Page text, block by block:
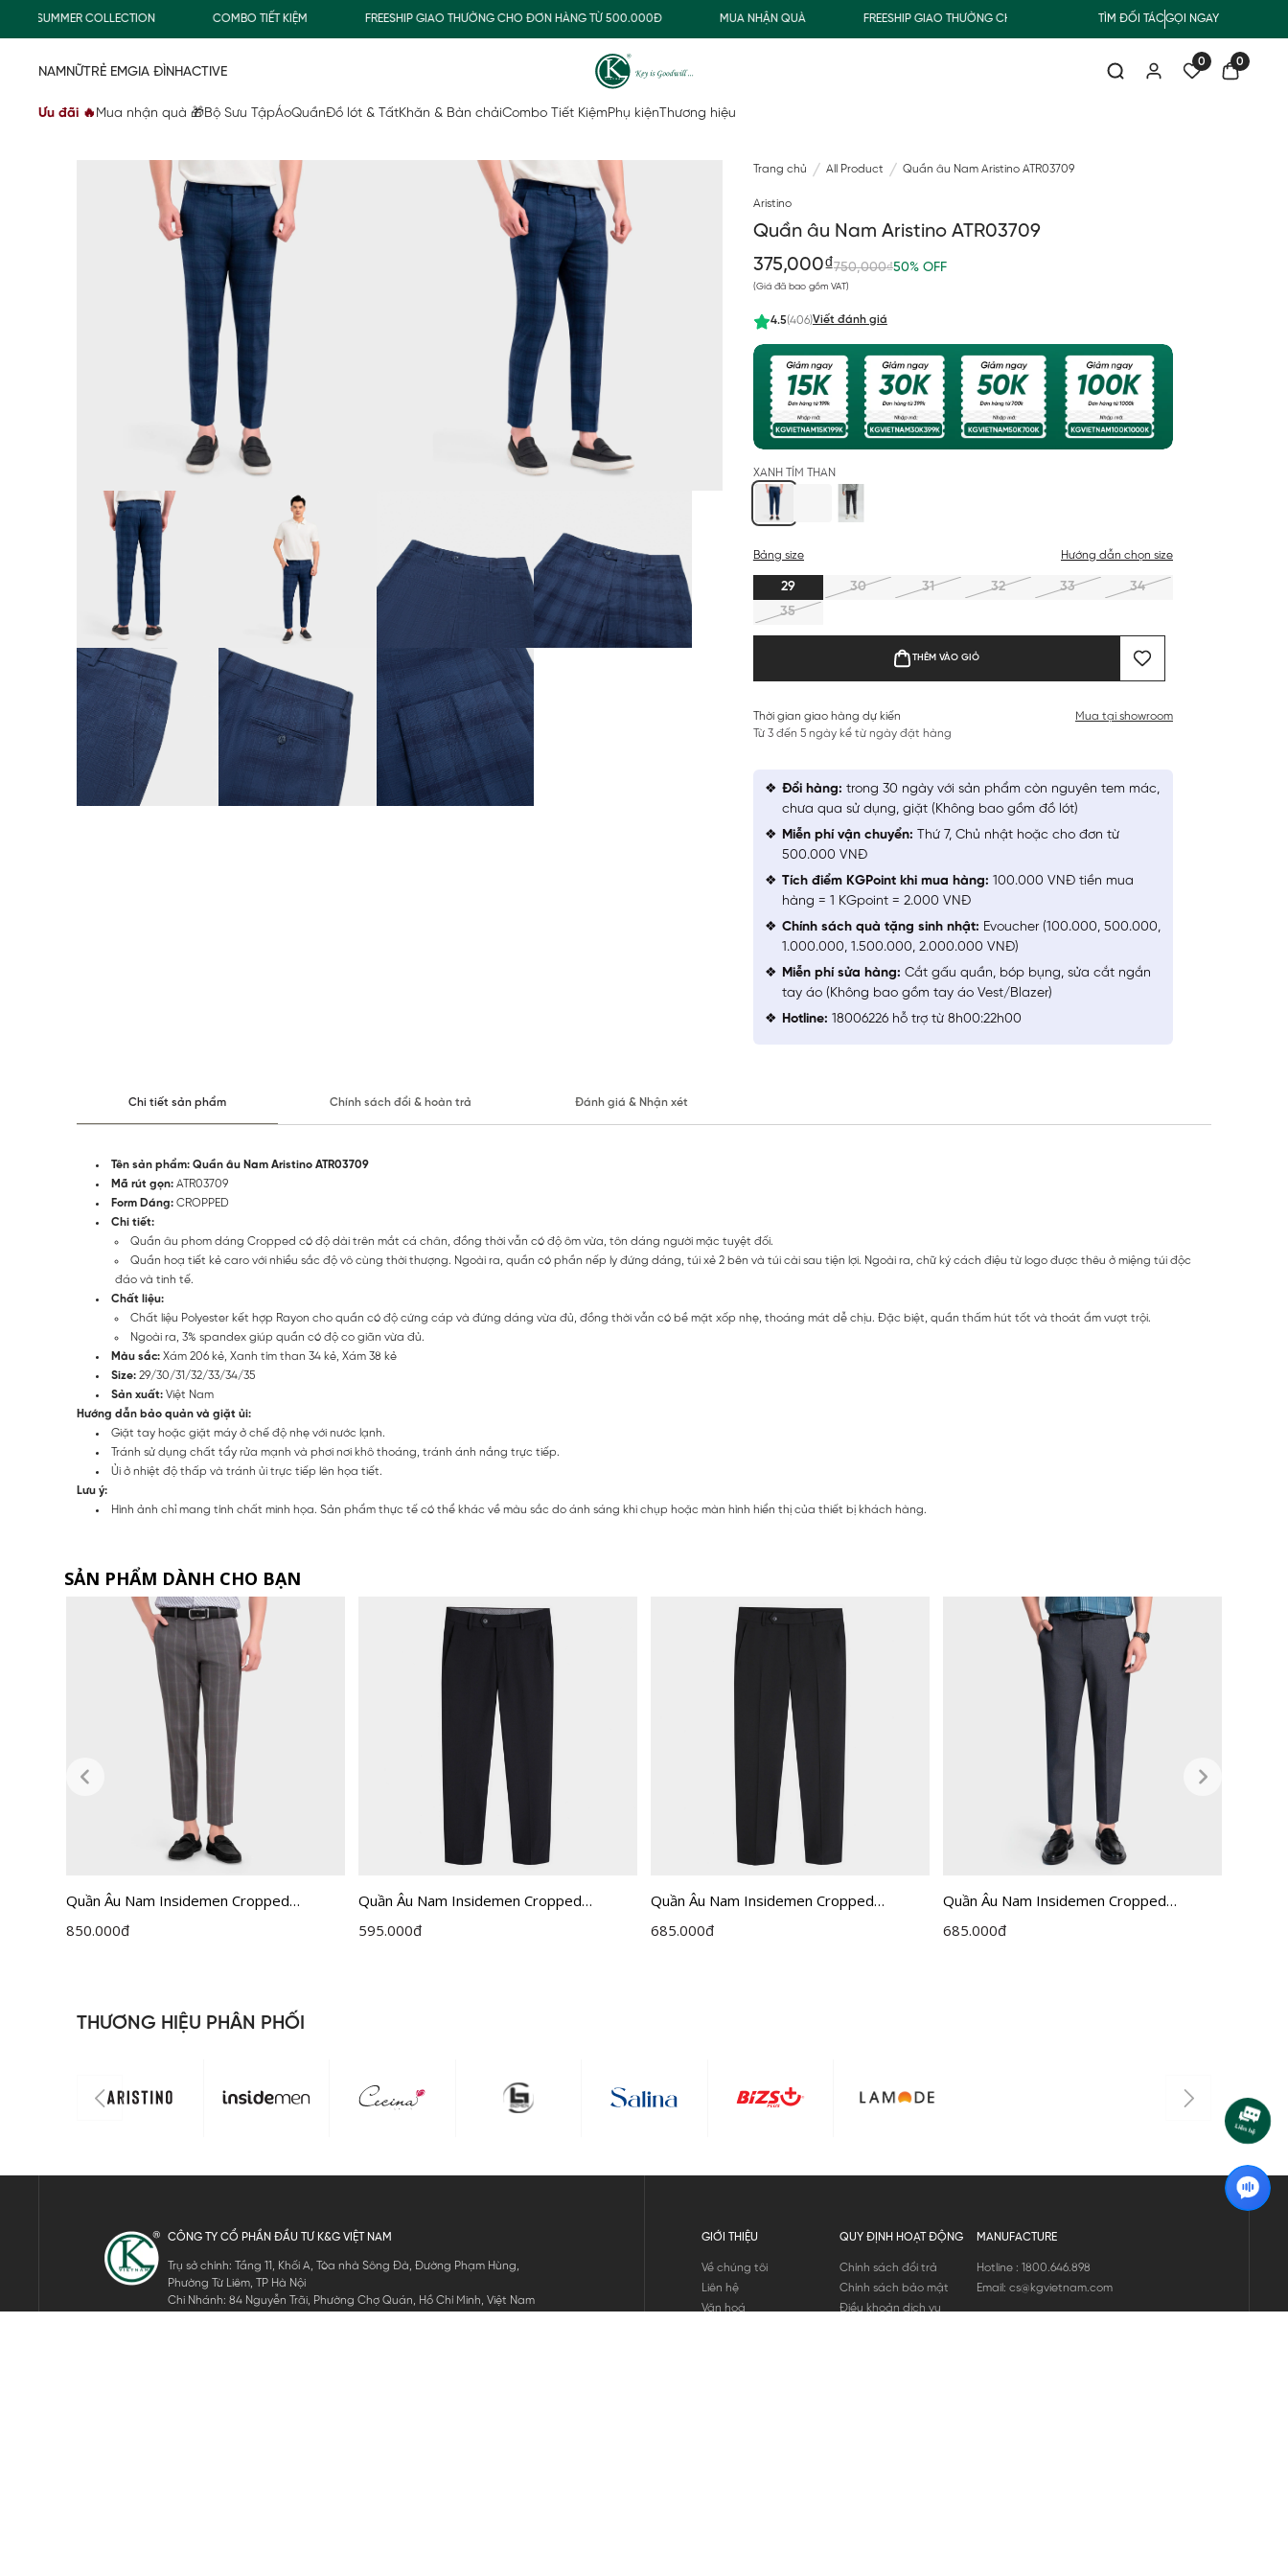
SUMMER COLLECTION COMBO TIẾT KIỆM FREESHIP GIAO THƯỜNG CHO ĐƠN HÀNG TỪ 500.000Đ MUA NHẬN QUÀ FREESHIP GIAO THƯỜNG CHO ĐƠN HÀNG TỪ 500.000Đ SUMMER
TÌM ĐỐI TÁCGỌI NGAY
0 0
NAMNỮTRẺ EMGIA ĐÌNHACTIVE
Ưu đãi 🔥 Mua nhận quà 🎁Bộ Sưu TậpÁoQuầnĐồ lót & TấtKhăn & Bàn chảiCombo Tiết KiệmPhụ kiện Thương hiệu
Trang chủ All Product Quần âu Nam Aristino ATR03709
Aristino
Quần âu Nam Aristino ATR03709
375,000₫750,000₫50% OFF
(Giá đã bao gồm VAT)
4.5(406)Viết đánh giá
XANH TÍM THAN
Bảng size Hướng dẫn chọn size
29 30 31 32 33
34
35
THÊM VÀO GIỎ
Thời gian giao hàng dự kiến
Từ 3 đến 5 ngày kể từ ngày đặt hàng
Mua tại showroom
Đổi hàng: trong 30 ngày với sản phẩm còn nguyên tem mác,
chưa qua sử dụng, giặt (Không bao gồm đồ lót)
Miễn phí vận chuyển: Thứ 7, Chủ nhật hoặc cho đơn từ
500.000 VNĐ
Tích điểm KGPoint khi mua hàng: 100.000 VNĐ tiền mua
hàng = 1 KGpoint = 2.000 VNĐ
Chính sách quà tặng sinh nhật: Evoucher (100.000, 500.000,
1.000.000, 1.500.000, 2.000.000 VNĐ)
Miễn phí sửa hàng: Cắt gấu quần, bóp bụng, sửa cắt ngắn
tay áo (Không bao gồm tay áo Vest/Blazer)
Hotline: 18006226 hỗ trợ từ 8h00:22h00
Chi tiết sản phẩm Chính sách đổi & hoàn trả Đánh giá & Nhận xét
Tên sản phẩm: Quần âu Nam Aristino ATR03709
Mã rút gọn: ATR03709
Form Dáng: CROPPED
Chi tiết:
Quần âu phom dáng Cropped có độ dài trên mắt cá chân, đồng thời vẫn có độ ôm vừa, tôn dáng người mặc tuyệt đối.
Quần hoạ tiết kẻ caro với nhiều sắc độ vô cùng thời thượng. Ngoài ra, quần có phần nếp ly đứng dáng, túi xẻ 2 bên và túi cài sau tiện lợi. Ngoài ra, chữ ký cách điệu từ logo được thêu ở miệng túi độc
đáo và tinh tế.
Chất liệu:
Chất liệu Polyester kết hợp Rayon cho quần có độ cứng cáp và đứng dáng vừa đủ, đồng thời vẫn có bề mặt xốp nhẹ, thoáng mát dễ chịu. Đặc biệt, quần thấm hút tốt và thoát ẩm vượt trội.
Ngoài ra, 3% spandex giúp quần có độ co giãn vừa đủ.
Màu sắc: Xám 206 kẻ, Xanh tím than 34 kẻ, Xám 38 kẻ
Size: 29/30/31/32/33/34/35
Sản xuất: Việt Nam
Hướng dẫn bảo quản và giặt ủi:
Giặt tay hoặc giặt máy ở chế độ nhẹ với nước lạnh.
Tránh sử dụng chất tẩy rửa mạnh và phơi nơi khô thoáng, tránh ánh nắng trực tiếp.
Ủi ở nhiệt độ thấp và tránh ủi trực tiếp lên họa tiết.
Lưu ý:
Hình ảnh chỉ mang tính chất minh họa. Sản phẩm thực tế có thể khác về màu sắc do ánh sáng khi chụp hoặc màn hình hiển thị của thiết bị khách hàng.
SẢN PHẨM DÀNH CHO BẠN
Quần Âu Nam Insidemen Cropped
ITR030F0H0
850.000đ
Quần Âu Nam Insidemen Cropped
ITR0020Z
595.000đ
Quần Âu Nam Insidemen Cropped
ITR0370Z
685.000đ
Quần Âu Nam Insidemen Cropped
ITR0360Z
685.000đ
THƯƠNG HIỆU PHÂN PHỐI
CÔNG TY CỔ PHẦN ĐẦU TƯ K&G VIỆT NAM
Trụ sở chính: Tầng 11, Khối A, Tòa nhà Sông Đà, Đường Phạm Hùng,
Phường Từ Liêm, TP Hà Nội
Chi Nhánh: 84 Nguyễn Trãi, Phường Chợ Quán, Hồ Chí Minh, Việt Nam
GIỚI THIỆU
Về chúng tôi
Liên hệ
Văn hoá
QUY ĐỊNH HOẠT ĐỘNG
Chính sách đổi trả
Chính sách bảo mật
Điều khoản dịch vụ
MANUFACTURE
Hotline : 1800.646.898
Email: cs@kgvietnam.com